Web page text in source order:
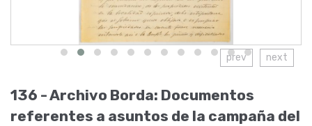
prev next
136 -Archivo Borda: Documentos
referentes a asuntos de la campaña del